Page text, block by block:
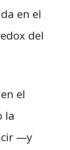
en el
del
el
la
—y